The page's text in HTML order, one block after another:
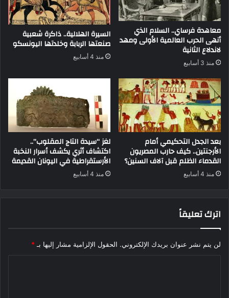
معاهدة فرساي.. السلام الذي
أنهى الحرب العالمية الأولى ومهد
لاندلاع الثانية
منذ 3 أسابيع
السيرة الهلالية.. ذاكرة شعبية
صنعتها الربابة وخلدتها اليونسكو
منذ 4 أسابيع
بعد الجدل التحكيمي أمام
الأرجنتين.. كيف حارب المصريون
القدماء الظلم قبل آلاف السنين؟
منذ 4 أسابيع
لغز “سيدة التاج المقلوب”..
اكتشاف أثري يكشف أسرار النخبة
الأرستقراطية في اليونان القديمة
منذ 4 أسابيع
اترك تعليقاً
لن يتم نشر عنوان بريدك الإلكتروني. الحقول الإلزامية مشار إليها بـ *